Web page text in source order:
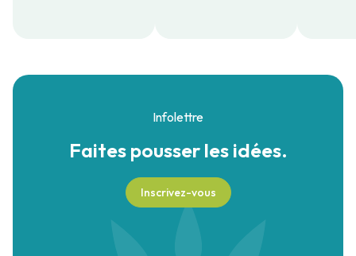
Infolettre
Faites pousserles idées.
Inscrivez-vous